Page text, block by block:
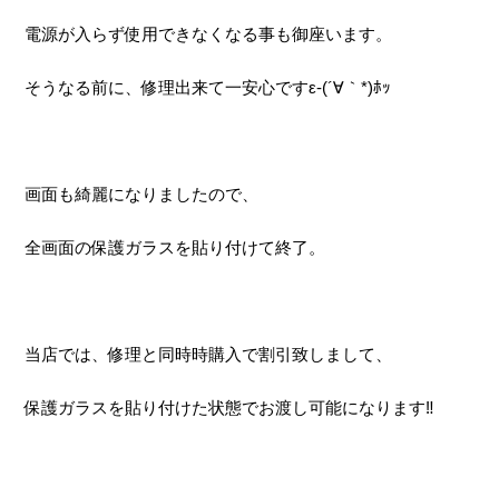
電源が入らず使用できなくなる事も御座います。
そうなる前に、修理出来て一安心ですε-(´∀｀*)ﾎｯ
画面も綺麗になりましたので、
全画面の保護ガラスを貼り付けて終了。
当店では、修理と同時時購入で割引致しまして、
保護ガラスを貼り付けた状態でお渡し可能になります‼